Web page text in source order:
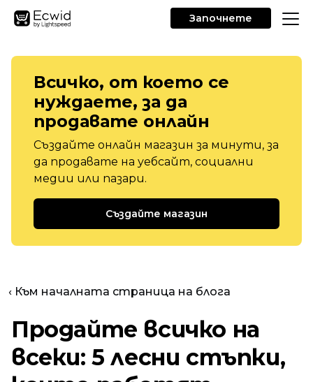
Започнете
Всичко, от което се
нуждаете, за да
продавате онлайн
Създайте онлайн магазин за минути, за
да продавате на уебсайт, социални
медии или пазари.
Създайте магазин
‹ Към началната страница на блога
Продайте всичко на
всеки: 5 лесни стъпки,